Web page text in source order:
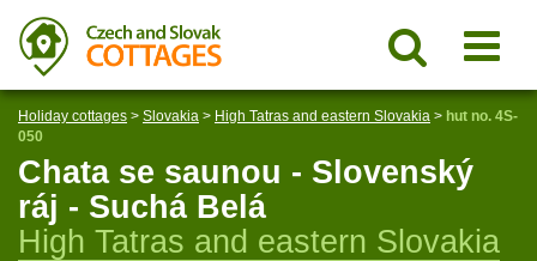
Holiday cottages > Slovakia > High Tatras and eastern Slovakia > hut no. 4S-
050
Chata se saunou - Slovenský
ráj - Suchá Belá
High Tatras and eastern Slovakia